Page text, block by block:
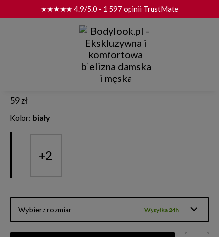
★★★★★ 4.9/5.0 - 1 597 opinii TrustMate
"Mój ulubiony sklep z bielizną." Grażyna
Darmowa dostawa i zwrot od 399 zł
"Bardzo dobra jakość produktów." Małgorzata
Wygodny zwrot do 30 dni
Figi Speidel Sensuelle 3600
59 zł
Kolor: biały
+2
Wybierz rozmiar Wysyłka 24h